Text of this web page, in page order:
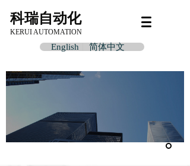
English 简体中文
科瑞自动化
KERUIAUTOMATION
承担责任·创造价值·遵守契约
ABIDE BY THE CONTRACT